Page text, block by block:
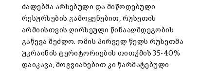
ძალებმა არსებული და მიწოდებული
რესურსების გამოყენებით, რუსეთის
არმიისთვის ღირსეული წინააღმდეგობის
გაწევა შეძლო. ომის პირველ წელს რუსეთმა
უკრაინის ტერიტორიების თითქმის 35-40%
დაიკავა, მოგვიანებით კი წარმატებული